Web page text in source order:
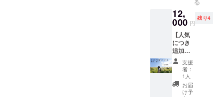
スト
カード
お届け
しま
す。 写
真は何
でもい
いよ〜
という
方は備
に】 今
回の写
真展を1
冊に
ギュッ
とまと
めた
アート
ブック
を、直
筆手紙
12,
000 円
残り4
【人気
につき
追加リ
ター
ン！！
】 【お
望みの
ものを
支援
者：
1人
お届
け予